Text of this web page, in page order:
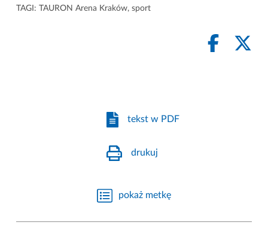
TAGI: TAURON Arena Kraków, sport
tekst w PDF
drukuj
pokaż metkę